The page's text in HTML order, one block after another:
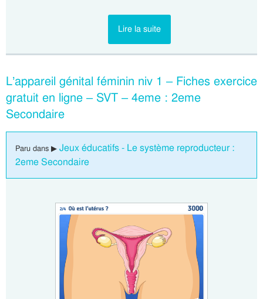
Lire la suite
L’appareil génital féminin niv 1 – Fiches exercice
gratuit en ligne – SVT – 4eme : 2eme
Secondaire
Paru dans ▶ Jeux éducatifs - Le système reproducteur :
2eme Secondaire